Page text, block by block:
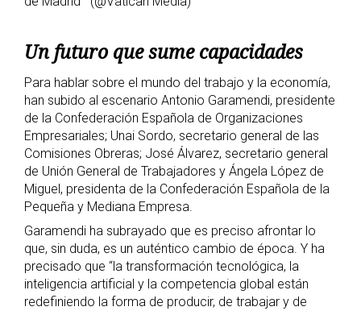
Un futuro que sume capacidades
Para hablar sobre el mundo del trabajo y la economía,
han subido al escenario Antonio Garamendi, presidente
de la Confederación Española de Organizaciones
Empresariales; Unai Sordo, secretario general de las
Comisiones Obreras; José Álvarez, secretario general
de Unión General de Trabajadores y Ángela López de
Miguel, presidenta de la Confederación Española de la
Pequeña y Mediana Empresa.
Garamendi ha subrayado que es preciso afrontar lo
que, sin duda, es un auténtico cambio de época. Y ha
precisado que “la transformación tecnológica, la
inteligencia artificial y la competencia global están
redefiniendo la forma de producir, de trabajar y de